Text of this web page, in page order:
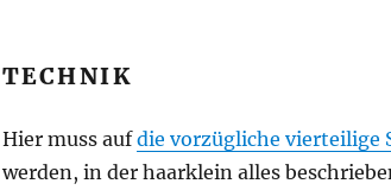
TECHNIK
Hier muss aufdie vorzügliche vierteilige
werden, in der haarklein alles